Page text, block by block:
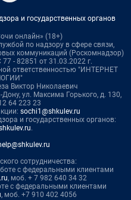
и государственных органов
онлайн» (18+)
по надзору в сфере связи,
коммуникаций (Роскомнадзор)
- 82851 от 31.03.2022 г.
ответственностью "ИНТЕРНЕТ
Виктор Николаевич
ул. Максима Горького, д. 130,
64 223 23
sochi1@shkulev.ru
и государственных органов:
.
сотрудничества:
с федеральными клиентами
, моб. + 7 982 640 34 32
с федеральными клиентами
, моб. +7 910 402 4056